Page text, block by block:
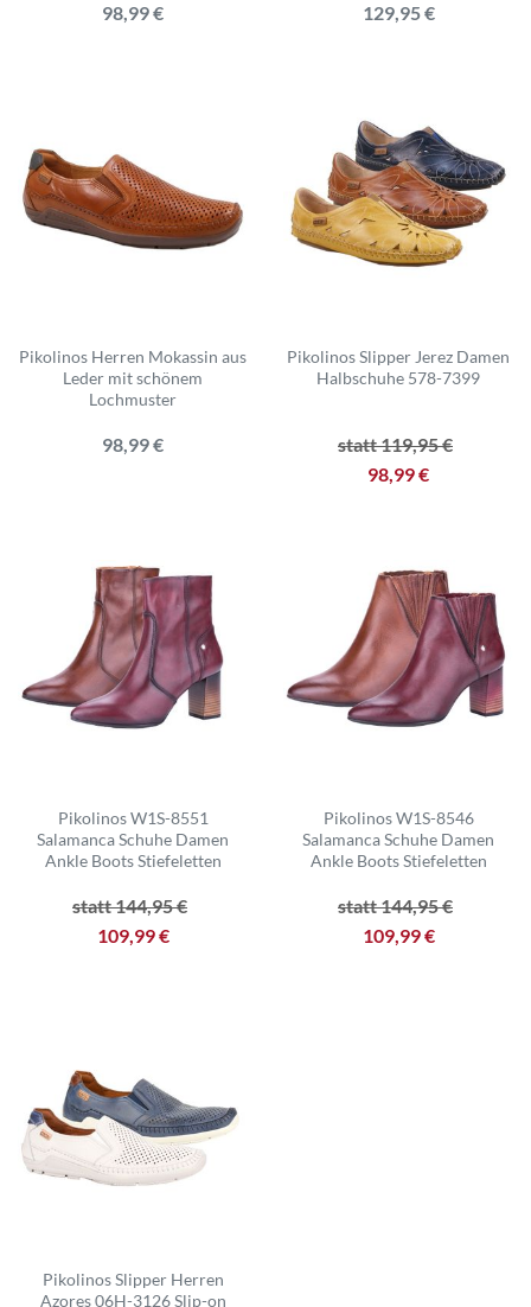
98,99 € 129,95 €
Pikolinos Herren Mokassin aus
Leder mit schönem
Lochmuster
98,99 €
Pikolinos Slipper Jerez Damen
Halbschuhe 578-7399
statt 119,95 €
98,99 €
Pikolinos W1S-8551
Salamanca Schuhe Damen
Ankle Boots Stiefeletten
statt 144,95 €
109,99 €
Pikolinos W1S-8546
Salamanca Schuhe Damen
Ankle Boots Stiefeletten
statt 144,95 €
109,99 €
Pikolinos Slipper Herren
Azores 06H-3126 Slip-on